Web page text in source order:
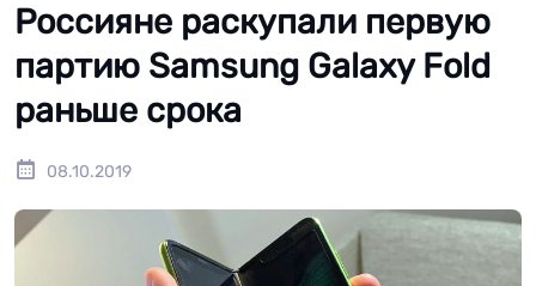
Россияне раскупали первую
партию Samsung Galaxy Fold
раньше срока
08.10.2019